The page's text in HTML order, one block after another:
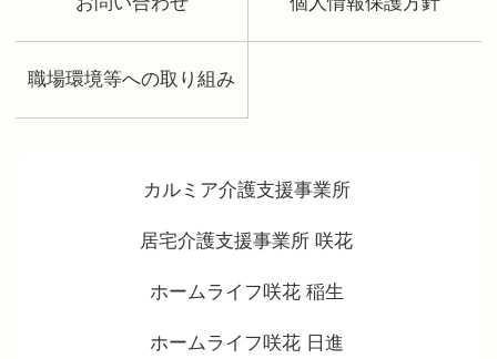
職場環境等への取り組み
カルミア介護支援事業所
居宅介護支援事業所 咲花
ホームライフ咲花 稲生
ホームライフ咲花 日進